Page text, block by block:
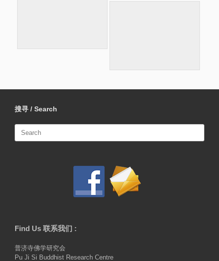
搜寻 / Search
Search
Find Us 联系我们 :
普济寺佛学研究会
Pu Ji Si Buddhist Research Centre